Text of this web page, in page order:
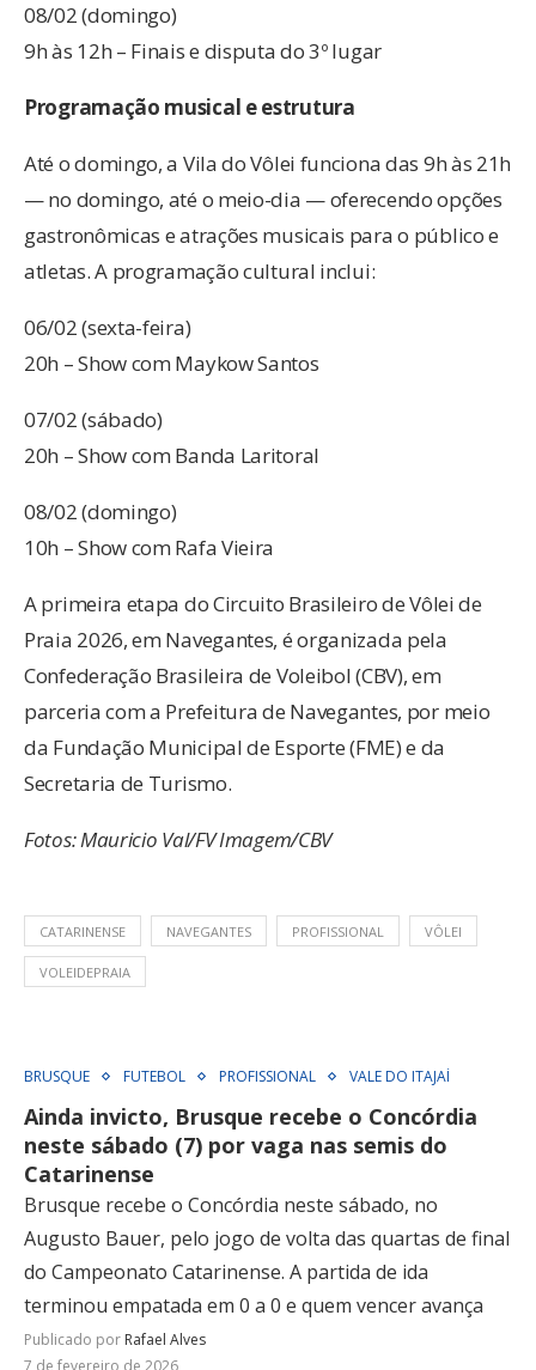
08/02 (domingo)
9h às 12h – Finais e disputa do 3º lugar
Programação musical e estrutura
Até o domingo, a Vila do Vôlei funciona das 9h às 21h
— no domingo, até o meio-dia — oferecendo opções
gastronômicas e atrações musicais para o público e
atletas. A programação cultural inclui:
06/02 (sexta-feira)
20h – Show com Maykow Santos
07/02 (sábado)
20h – Show com Banda Laritoral
08/02 (domingo)
10h – Show com Rafa Vieira
A primeira etapa do Circuito Brasileiro de Vôlei de
Praia 2026, em Navegantes, é organizada pela
Confederação Brasileira de Voleibol (CBV), em
parceria com a Prefeitura de Navegantes, por meio
da Fundação Municipal de Esporte (FME) e da
Secretaria de Turismo.
Fotos: Mauricio Val/FV Imagem/CBV
CATARINENSE NAVEGANTES PROFISSIONAL VÔLEI
VOLEIDEPRAIA
BRUSQUE FUTEBOL PROFISSIONAL VALE DO ITAJAÍ
Ainda invicto, Brusque recebe o Concórdia
neste sábado (7) por vaga nas semis do
Catarinense
Brusque recebe o Concórdia neste sábado, no
Augusto Bauer, pelo jogo de volta das quartas de final
do Campeonato Catarinense. A partida de ida
terminou empatada em 0 a 0 e quem vencer avança
Publicado por Rafael Alves
7 de fevereiro de 2026